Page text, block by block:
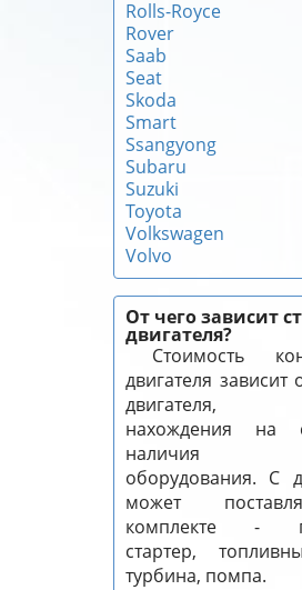
Rolls-Royce
Rover
Saab
Seat
Skoda
Smart
Ssangyong
Subaru
Suzuki
Toyota
Volkswagen
Volvo
От чего зависит
двигателя?
Стоимость
двигателя зависит
двигателя,
нахождения на
наличия
оборудования. С
может
комплекте -
стартер,
турбина, помпа.